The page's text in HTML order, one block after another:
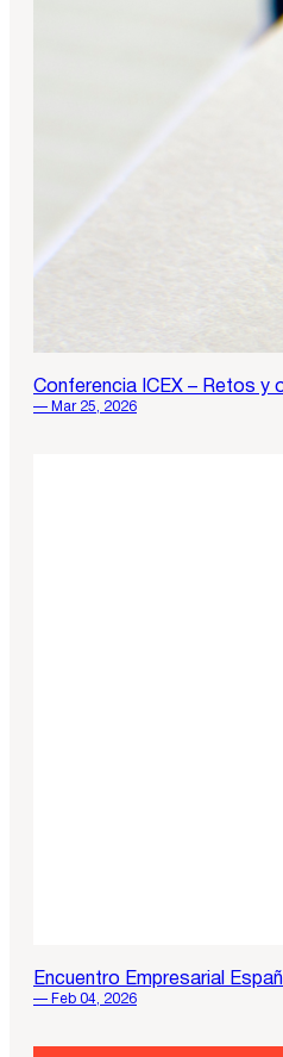
Conferencia ICEX – Retos y
— Mar 25, 2026
Encuentro Empresarial
— Feb 04, 2026